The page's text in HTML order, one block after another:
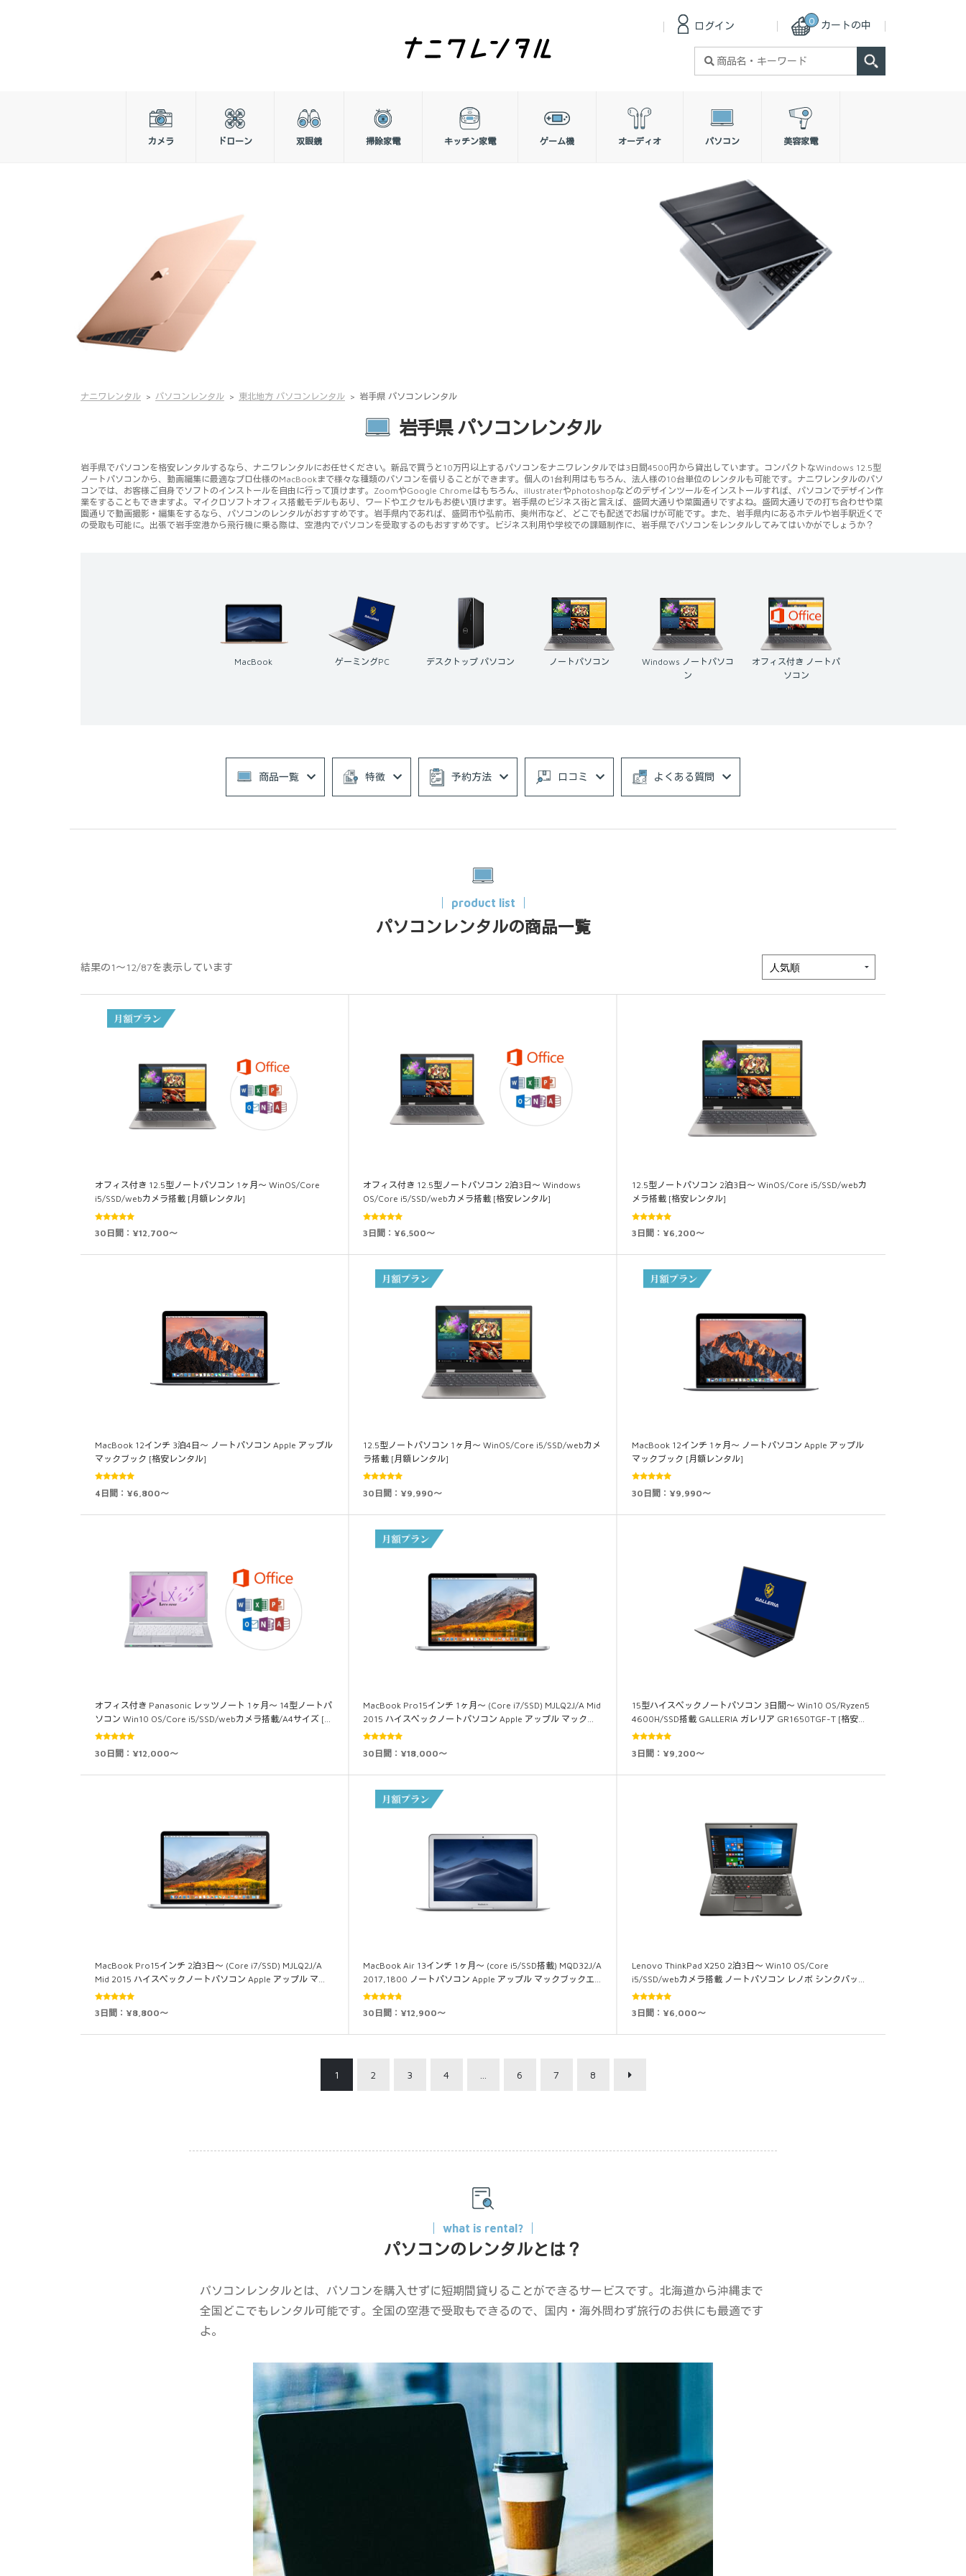
カートの中
0
ログイン
カメラ ドローン 双眼鏡 掃除家電 キッチン家電 ゲーム機 オーディオ パソコン 美容家電
ナニワレンタル パソコンレンタル 東北地方 パソコンレンタル 岩手県 パソコンレンタル
岩手県 パソコンレンタル
岩手県でパソコンを格安レンタルするなら、ナニワレンタルにお任せください。新品で買うと10万円以上するパソコンをナニワレンタルでは3日間4500円から貸出しています。コンパクトなWindows 12.5型
ノートパソコンから、動画編集に最適なプロ仕様のMacBookまで様々な種類のパソコンを借りることができます。個人の1台利用はもちろん、法人様の10台単位のレンタルも可能です。ナニワレンタルのパソ
コンでは、お客様ご自身でソフトのインストールを自由に行って頂けます。ZoomやGoogle Chromeはもちろん、illustraterやphotoshopなどのデザインツールをインストールすれば、パソコンでデザイン作
業をすることもできますよ。マイクロソフトオフィス搭載モデルもあり、ワードやエクセルもお使い頂けます。岩手県のビジネス街と言えば、盛岡大通りや菜園通りですよね。盛岡大通りでの打ち合わせや菜
園通りで動画撮影・編集をするなら、パソコンのレンタルがおすすめです。岩手県内であれば、盛岡市や弘前市、奥州市など、どこでも配送でお届けが可能です。また、岩手県内にあるホテルや岩手駅近くで
の受取も可能に。出張で岩手空港から飛行機に乗る際は、空港内でパソコンを受取するのもおすすめです。ビジネス利用や学校での課題制作に、岩手県でパソコンをレンタルしてみてはいかがでしょうか？
MacBook ゲーミングPC デスクトップ パソコン ノートパソコン
Windows ノートパソコ
ン
オフィス付き ノートパ
ソコン
商品一覧 特徴 予約方法 口コミ よくある質問
product list
パソコンレンタルの商品一覧
結果の1～12/87を表示しています
オフィス付き 12.5型ノートパソコン 1ヶ月～ WinOS/Core
i5/SSD/webカメラ搭載 [月額レンタル]
5段階中
30日間：¥12,700～
オフィス付き 12.5型ノートパソコン 2泊3日～ Windows
OS/Core i5/SSD/webカメラ搭載 [格安レンタル]
5段階中
3日間：¥6,500～
12.5型ノートパソコン 2泊3日～ WinOS/Core i5/SSD/webカ
メラ搭載 [格安レンタル]
5段階中
3日間：¥6,200～
MacBook 12インチ 3泊4日～ ノートパソコン Apple アップル
マックブック [格安レンタル]
5段階中
4日間：¥6,800～
12.5型ノートパソコン 1ヶ月～ WinOS/Core i5/SSD/webカメ
ラ搭載 [月額レンタル]
5段階中
30日間：¥9,990～
MacBook 12インチ 1ヶ月～ ノートパソコン Apple アップル
マックブック [月額レンタル]
5段階中
30日間：¥9,990～
オフィス付き Panasonic レッツノート 1ヶ月～ 14型ノートパ
ソコン Win10 OS/Core i5/SSD/webカメラ搭載/A4サイズ […
5段階中
5.00 の評価
30日間：¥12,000～
MacBook Pro15インチ 1ヶ月～ (Core i7/SSD) MJLQ2J/A Mid
2015 ハイスペックノートパソコン Apple アップル マック…
5段階中
5.00 の評価
30日間：¥18,000～
15型ハイスペックノートパソコン 3日間～ Win10 OS/Ryzen5
4600H/SSD搭載 GALLERIA ガレリア GR1650TGF-T [格安…
5段階中
5.00 の評価
3日間：¥9,200～
MacBook Pro15インチ 2泊3日～ (Core i7/SSD) MJLQ2J/A
Mid 2015 ハイスペックノートパソコン Apple アップル マ…
5段階中
3日間：¥8,800～
MacBook Air 13インチ 1ヶ月～ (core i5/SSD搭載) MQD32J/A
2017,1800 ノートパソコン Apple アップル マックブックエ…
5段階中
30日間：¥12,900～
Lenovo ThinkPad X250 2泊3日～ Win10 OS/Core
i5/SSD/webカメラ搭載 ノートパソコン レノボ シンクパッ…
5段階中
3日間：¥6,000～
1 2 3 4 6 7 8
what is rental?
パソコンのレンタルとは？
パソコンレンタルとは、パソコンを購入せずに短期間貸りることができるサービスです。北海道から沖縄まで
全国どこでもレンタル可能です。全国の空港で受取もできるので、国内・海外問わず旅行のお供にも最適です
よ。